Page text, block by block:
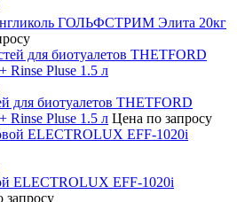
ГОЛЬФСТРИМ Элита 20кг
для биотуалетов THETFORD
Rinse Pluse 1.5 л Цена по запросу
ELECTROLUX EFF-1020i
запросу